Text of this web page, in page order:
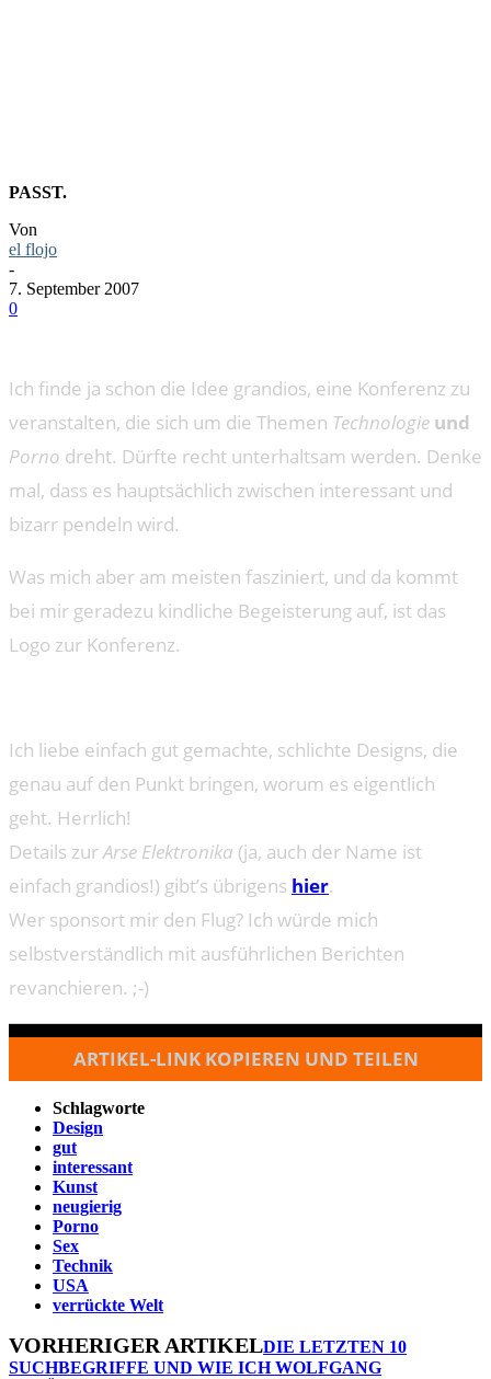
PASST.
Von
el flojo
-
7. September 2007
0
Ich finde ja schon die Idee grandios, eine Konferenz zu
veranstalten, die sich um die Themen Technologie und
Porno dreht. Dürfte recht unterhaltsam werden. Denke
mal, dass es hauptsächlich zwischen interessant und
bizarr pendeln wird.
Was mich aber am meisten fasziniert, und da kommt
bei mir geradezu kindliche Begeisterung auf, ist das
Logo zur Konferenz.
Ich liebe einfach gut gemachte, schlichte Designs, die
genau auf den Punkt bringen, worum es eigentlich
geht. Herrlich!
Details zurArse Elektronika (ja, auch der Name ist
einfach grandios!) gibt’s übrigens hier.
Wer sponsort mir den Flug? Ich würde mich
selbstverständlich mit ausführlichen Berichten
revanchieren. ;-)
ARTIKEL-LINK KOPIEREN UND TEILEN
Schlagworte
Design
gut
interessant
Kunst
neugierig
Porno
Sex
Technik
USA
verrückte Welt
VORHERIGER ARTIKELDIE LETZTEN 10
SUCHBEGRIFFE UND WIE ICH WOLFGANG